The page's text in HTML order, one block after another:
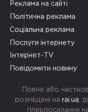
Реклама на сайті
Політична реклама
Соціальна реклама
Послуги інтернету
Інтернет-TV
Повідомити новину
Повне або
розміщені на rai.ua ,
гіперпосилання